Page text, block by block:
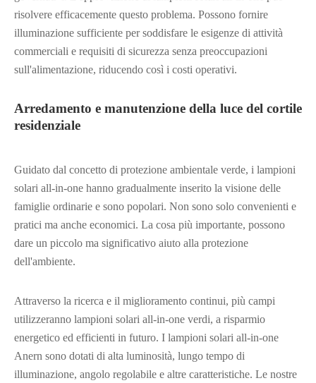
risolvere efficacemente questo problema. Possono fornire
illuminazione sufficiente per soddisfare le esigenze di attività
commerciali e requisiti di sicurezza senza preoccupazioni
sull'alimentazione, riducendo così i costi operativi.
Arredamento e manutenzione della luce del cortile
residenziale
Guidato dal concetto di protezione ambientale verde, i lampioni
solari all-in-one hanno gradualmente inserito la visione delle
famiglie ordinarie e sono popolari. Non sono solo convenienti e
pratici ma anche economici. La cosa più importante, possono
dare un piccolo ma significativo aiuto alla protezione
dell'ambiente.
Attraverso la ricerca e il miglioramento continui, più campi
utilizzeranno lampioni solari all-in-one verdi, a risparmio
energetico ed efficienti in futuro. I lampioni solari all-in-one
Anern sono dotati di alta luminosità, lungo tempo di
illuminazione, angolo regolabile e altre caratteristiche. Le nostre